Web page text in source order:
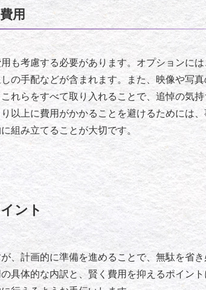
用
も考慮する必要があります。オプションに
の手配などが含まれます。また、映像や写
れらをすべて取り入れることで、追悼の気
以上に費用がかかることを避けるためには
組み立てることが大切です。
ント
、計画的に準備を進めることで、無駄を省
具体的な内訳と、賢く費用を抑えるポイン